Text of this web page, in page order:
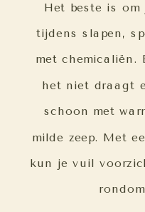
Het beste is
tijdens slapen,
met chemicaliën.
het niet draagt
schoon met
milde zeep. Met
kun je vuil